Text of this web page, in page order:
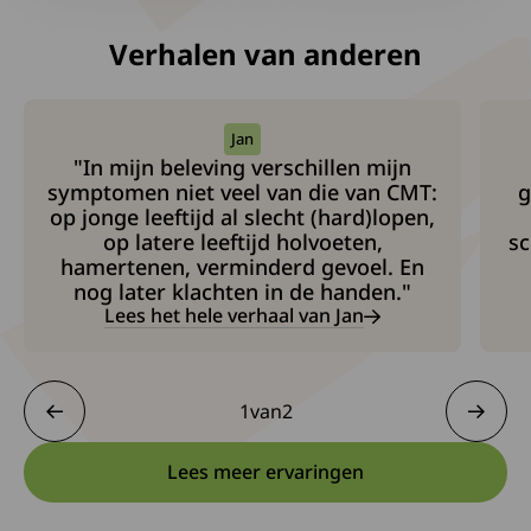
Verhalen van anderen
Jan
"In mijn beleving verschillen mijn
symptomen niet veel van die van CMT:
op jonge leeftijd al slecht (hard)lopen,
op latere leeftijd holvoeten,
hamertenen, verminderd gevoel. En
nog later klachten in de handen."
Lees het hele verhaal van Jan
1 van 2
1van2
Lees meer ervaringen